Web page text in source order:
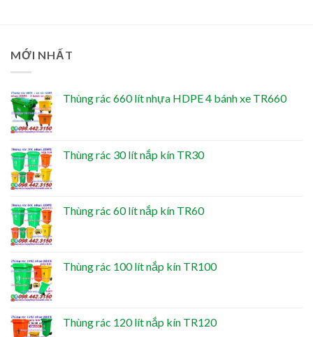
MỚI NHẤT
Thùng rác 660 lít nhựa HDPE 4 bánh xe TR660
Thùng rác 30 lít nắp kín TR30
Thùng rác 60 lít nắp kín TR60
Thùng rác 100 lít nắp kín TR100
Thùng rác 120 lít nắp kín TR120